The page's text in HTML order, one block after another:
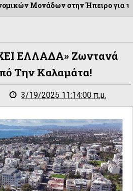
Ήπειρο για την επόμενη
ΕΛΛΑΔΑ» Ζωντανά
Την Καλαμάτα!
3/19/2025 11:14:00 π.μ.